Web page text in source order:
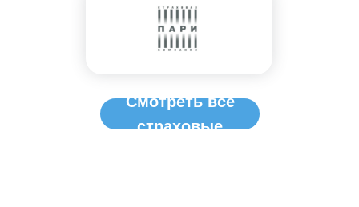
Смотреть все
страховые